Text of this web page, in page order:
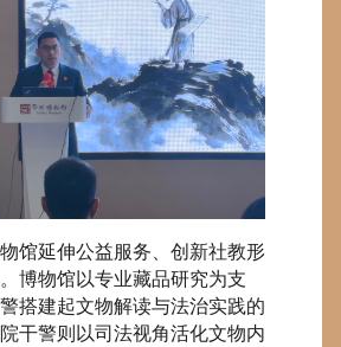
馆延伸公益服务、创新社教形
博物馆以专业藏品研究为支
搭建起文物解读与法治实践的
干警则以司法视角活化文物内